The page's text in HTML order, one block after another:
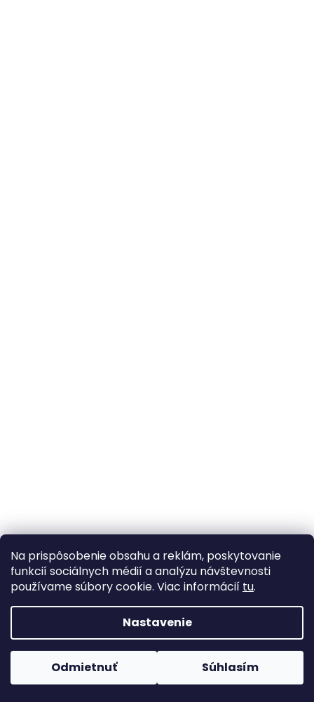
Na prispôsobenie obsahu a reklám, poskytovanie
funkcií sociálnych médií a analýzu návštevnosti
používame súbory cookie. Viac informácií tu.
Nastavenie
Odmietnuť Súhlasím